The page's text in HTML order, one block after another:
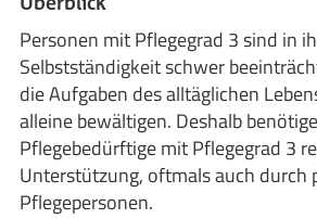
Personen mit Pflegegrad 3 sind in
Selbstständigkeit schwer
die Aufgaben des alltäglichen
alleine bewältigen. Deshalb
Pflegebedürftige mit Pflegegrad 3
Unterstützung, oftmals auch durch
Pflegepersonen.